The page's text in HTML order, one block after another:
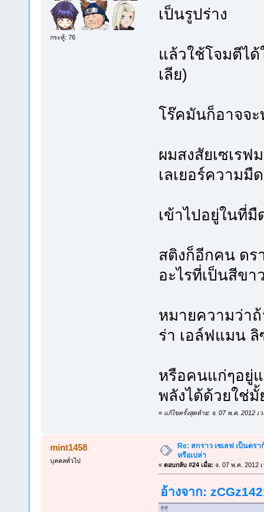
กระทู้: 76
เป็นรูปร่าง
แล้วใช้โจมตีไ
เลีย)
โร๊คมันก็อาจจ
ผมสงสัยเซเรฟ
เลเยอร์ความมื
เข้าไปอยู่ในที่
สติงก็อีกคน ดร
อะไรที่เป็นสีขา
หมายความว่า
ร่า เอล์ฟแมน
หรือคนแก่ๆอยู่
พลังได้ด้วยใช่มั้
« แก้ไขครั้งสุดท้าย: จ. 07 พ.ค. 2012 เ
mint1458
บุคคลทั่วไป
Re: สกราว เซเลฟ เป็นดร
หรือเปล่า
« ตอบกลับ #24 เมื่อ: จ. 07 พ.ค. 2012
อ้างจาก: